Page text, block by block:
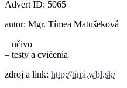
Advert ID: 5065
autor: Mgr. Tímea Matušeková
– učivo
– testy a cvičenia
zdroj a link: http://timi.wbl.sk/